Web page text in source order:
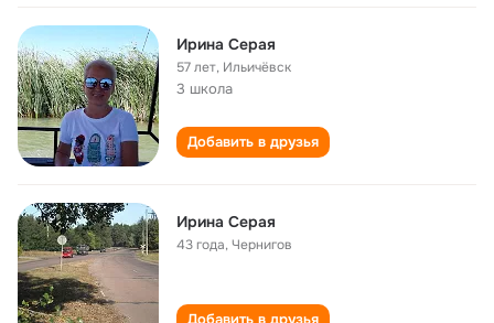
Ирина Серая
57 лет, Ильичёвск
3 школа
Добавить в друзья
Ирина Серая
43 года,Чернигов
Добавить в друзья